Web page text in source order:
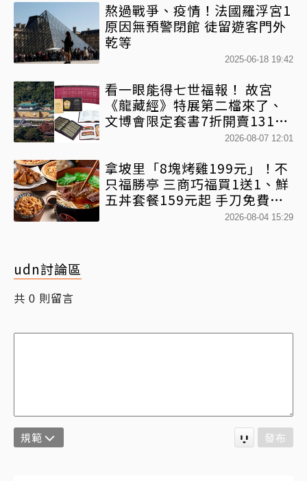
熬過戰爭、疫情！法國羅浮宮1
原因無預警閉館 徒留遊客門外
乾等
2025-06-18 19:42
看一眼能得七世福報！ 故宮
《龍藏經》特展第二檔來了、
文博會限定套書7折開賣131萬
網驚：貧窮限制想像2026-08-07 12:01
拿坡里「8塊烤雞199元」！不
只福勝亭 三商巧福買1送1、鮮
五丼套餐159元起 手刀免費領
2026-08-04 15:29
udn討論區
共 0 則留言
規範 發布